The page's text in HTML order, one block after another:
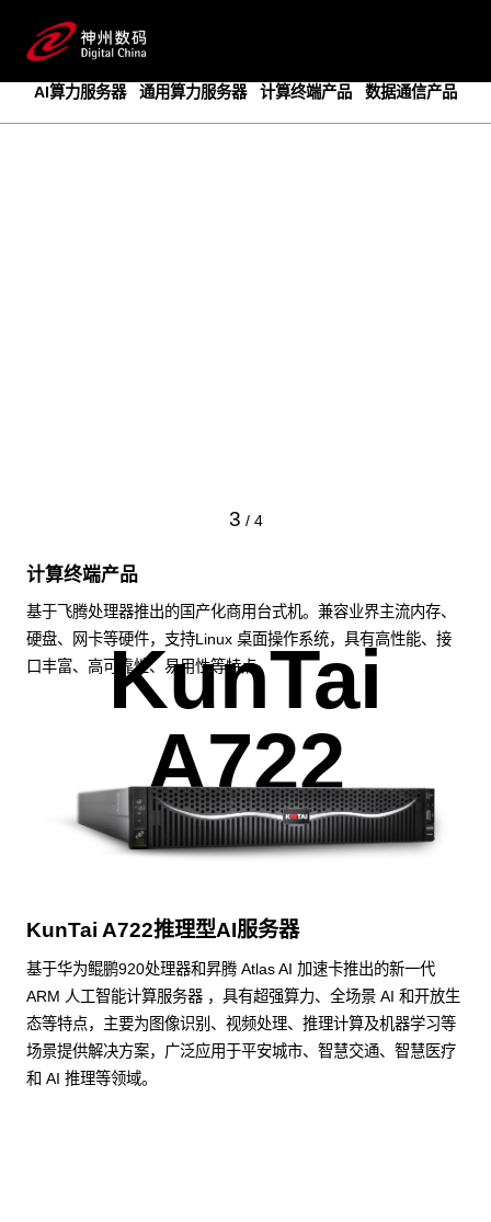
AI算力服务器
通用算力服务器 计算终端产品 数据通信产品
3 / 4
计算终端产品
基于飞腾处理器推出的国产化商用台式机。兼容业界主流内存、
硬盘、网卡等硬件，支持Linux 桌面操作系统，具有高性能、接
口丰富、高可靠性、易用性等特点。
KunTai
A722
KunTai A722推理型AI服务器
基于华为鲲鹏920处理器和昇腾 Atlas AI 加速卡推出的新一代
ARM 人工智能计算服务器 ，具有超强算力、全场景 AI 和开放生
态等特点，主要为图像识别、视频处理、推理计算及机器学习等
场景提供解决方案，广泛应用于平安城市、智慧交通、智慧医疗
和 AI 推理等领域。